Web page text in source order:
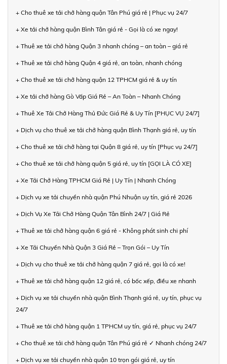
+ Cho thuê xe tải chở hàng quận Tân Phú giá rẻ | Phục vụ 24/7
+ Xe tải chở hàng quận Bình Tân giá rẻ - Gọi là có xe ngay!
+ Thuê xe tải chở hàng Quận 3 nhanh chóng – an toàn – giá rẻ
+ Thuê xe tải chở hàng Quận 4 giá rẻ, an toàn, nhanh chóng
+ Cho thuê xe tải chở hàng quận 12 TPHCM giá rẻ & uy tín
+ Xe tải chở hàng Gò Vấp Giá Rẻ – An Toàn – Nhanh Chóng
+ Thuê Xe Tải Chở Hàng Thủ Đức Giá Rẻ & Uy Tín [PHỤC VỤ 24/7]
+ Dịch vụ cho thuê xe tải chở hàng quận Bình Thạnh giá rẻ, uy tín
+ Cho thuê xe tải chở hàng tại Quận 8 giá rẻ, uy tín [Phục vụ 24/7]
+ Cho thuê xe tải chở hàng quận 5 giá rẻ, uy tín [GỌI LÀ CÓ XE]
+ Xe Tải Chở Hàng TPHCM Giá Rẻ | Uy Tín | Nhanh Chóng
+ Dịch vụ xe tải chuyển nhà quận Phú Nhuận uy tín, giá rẻ 2026
+ Dịch Vụ Xe Tải Chở Hàng Quận Tân Bình 24/7 | Giá Rẻ
+ Thuê xe tải chở hàng quận 6 giá rẻ - Không phát sinh chi phí
+ Xe Tải Chuyển Nhà Quận 3 Giá Rẻ – Trọn Gói – Uy Tín
+ Dịch vụ cho thuê xe tải chở hàng quận 7 giá rẻ, gọi là có xe!
+ Thuê xe tải chở hàng quận 12 giá rẻ, có bốc xếp, điều xe nhanh
+ Dịch vụ xe tải chuyển nhà quận Bình Thạnh giá rẻ, uy tín, phục vụ
24/7
+ Thuê xe tải chở hàng quận 1 TPHCM uy tín, giá rẻ, phục vụ 24/7
+ Cho thuê xe tải chở hàng quận Tân Phú giá rẻ ✓ Nhanh chóng 24/7
+ Dịch vụ xe tải chuyển nhà quận 10 trọn gói giá rẻ, uy tín